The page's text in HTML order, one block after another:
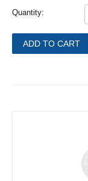
Quantity:
ADD TO CART